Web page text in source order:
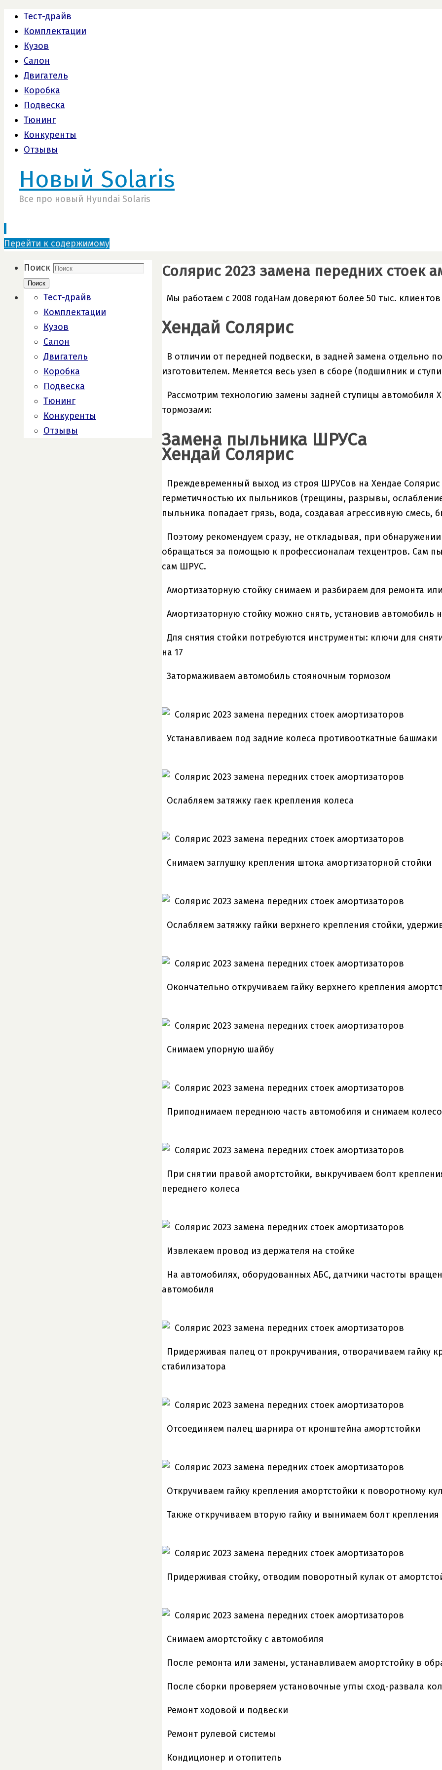
Тест-драйв
Комплектации
Кузов
Салон
Двигатель
Коробка
Подвеска
Тюнинг
Конкуренты
Отзывы
Новый Solaris
Все про новый Hyundai Solaris
Перейти к содержимому
Солярис 2023 замена передних стоек
Мы работаем с 2008 годаНам доверяют более 50 тыс. клиентов
Хендай Солярис
В отличии от передней подвески, в задней замена отдельно
изготовителем. Меняется весь узел в сборе (подшипник и
Рассмотрим технологию замены задней ступицы автомобиля
тормозами:
Замена пыльника ШРУСа
Хендай Солярис
Преждевременный выход из строя ШРУСов на Хендае
герметичностью их пыльников (трещины, разрывы,
пыльника попадает грязь, вода, создавая агрессивную
Поэтому рекомендуем сразу, не откладывая, при
обращаться за помощью к профессионалам техцентров. Сам
сам ШРУС.
Амортизаторную стойку снимаем и разбираем для ремонта
Амортизаторную стойку можно снять, установив автомобиль
Для снятия стойки потребуются инструменты: ключи для
на 17
Затормаживаем автомобиль стояночным тормозом
Устанавливаем под задние колеса противооткатные башмаки
Ослабляем затяжку гаек крепления колеса
Снимаем заглушку крепления штока амортизаторной стойки
Ослабляем затяжку гайки верхнего крепления стойки,
Окончательно откручиваем гайку верхнего крепления
Снимаем упорную шайбу
Приподнимаем переднюю часть автомобиля и снимаем колесо
При снятии правой амортстойки, выкручиваем болт
переднего колеса
Извлекаем провод из держателя на стойке
На автомобилях, оборудованных АБС, датчики частоты
автомобиля
Придерживая палец от прокручивания, отворачиваем гайку
стабилизатора
Отсоединяем палец шарнира от кронштейна амортстойки
Откручиваем гайку крепления амортстойки к поворотному
Также откручиваем вторую гайку и вынимаем болт
Придерживая стойку, отводим поворотный кулак от
Снимаем амортстойку с автомобиля
После ремонта или замены, устанавливаем амортстойку в
После сборки проверяем установочные углы сход-развала
Ремонт ходовой и подвески
Ремонт рулевой системы
Кондиционер и отопитель
Поиск
Поиск
Тест-драйв
Комплектации
Кузов
Салон
Двигатель
Коробка
Подвеска
Тюнинг
Конкуренты
Отзывы